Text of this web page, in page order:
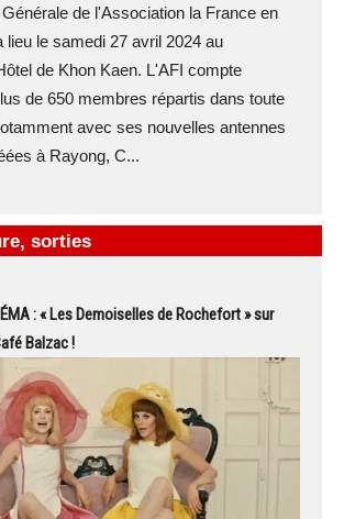
de l'Association la France en
lieu le samedi 27 avril 2024 au
de Khon Kaen. L'AFI compte
de 650 membres répartis dans toute
avec ses nouvelles antennes
à Rayong, C...
sorties
: « Les Demoiselles de Rochefort » sur
Balzac !